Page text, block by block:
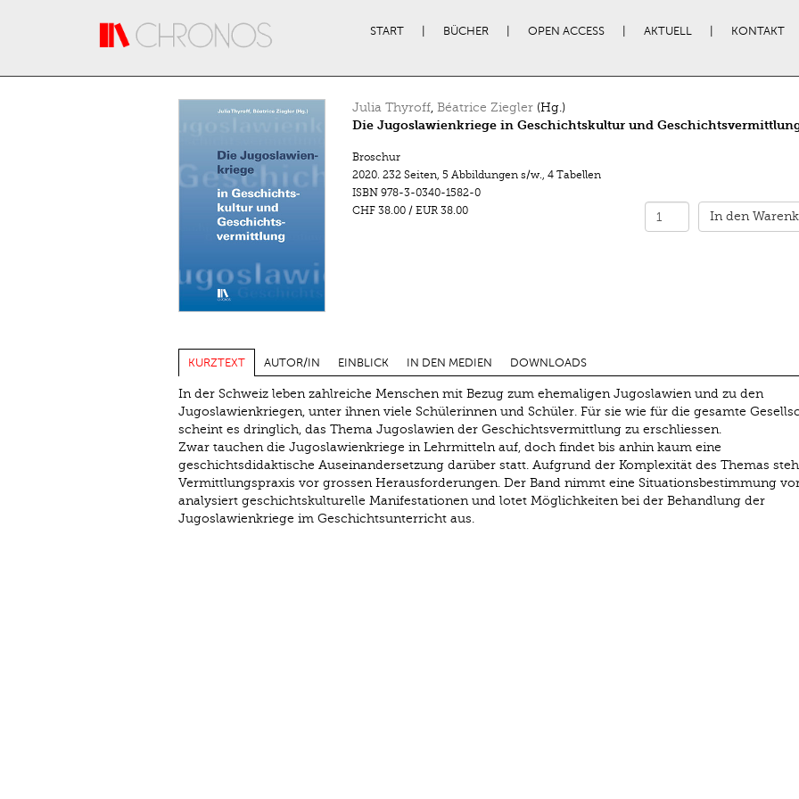
START BÜCHER OPEN ACCESS AKTUELL KONTAKT
Julia Thyroff, Béatrice Ziegler(Hg.)
Die Jugoslawienkriege in Geschichtskultur und
Broschur
2020. 232 Seiten, 5 Abbildungen s/w., 4 Tabellen
ISBN 978-3-0340-1582-0
CHF 38.00/ EUR 38.00 In den
KURZTEXT AUTOR/IN EINBLICK IN DEN MEDIEN DOWNLOADS
In der Schweiz leben zahlreiche Menschen mit Bezug zum ehemaligen Jugoslawien und zu den
Jugoslawienkriegen, unter ihnen viele Schülerinnen und Schüler. Für sie wie für die gesamte
scheint es dringlich, das Thema Jugoslawien der Geschichtsvermittlung zu erschliessen.
Zwar tauchen die Jugoslawienkriege in Lehrmitteln auf, doch findet bis anhin kaum eine
geschichtsdidaktische Auseinandersetzung darüber statt. Aufgrund der Komplexität des Themas
Vermittlungspraxis vor grossen Herausforderungen. Der Band nimmt eine Situations­bestimmung
analysiert geschichtskulturelle Mani­festationen und lotet Möglichkeiten bei der Behandlung der
Jugoslawienkriege im Geschichtsunterricht aus.